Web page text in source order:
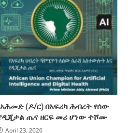
(ዶ/ር) በአፍሪካ ሕብረት የሰው
ጤና ዘርፍ መሪ ሆነው ተሾሙ
April 23, 2026